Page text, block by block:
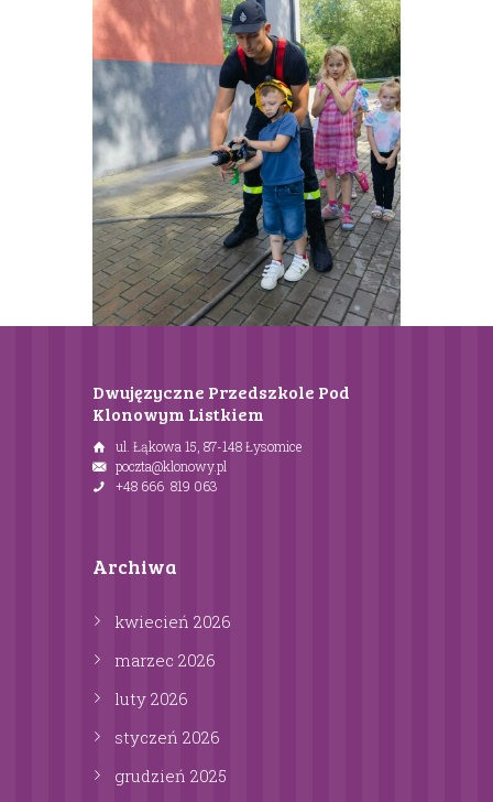
Dwujęzyczne Przedszkole Pod
Klonowym Listkiem
ul. Łąkowa 15, 87-148 Łysomice
poczta@klonowy.pl
+48 666 819 063
Archiwa
kwiecień 2026
marzec 2026
luty 2026
styczeń 2026
grudzień 2025